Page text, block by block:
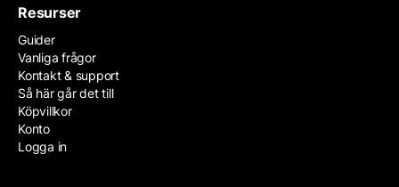
Resurser
Guider
Vanliga frågor
Kontakt & support
Så här går det till
Köpvillkor
Konto
Logga in